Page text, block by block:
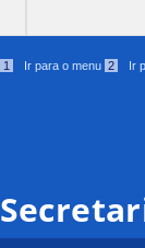
1 Ir para o menu 2 Ir